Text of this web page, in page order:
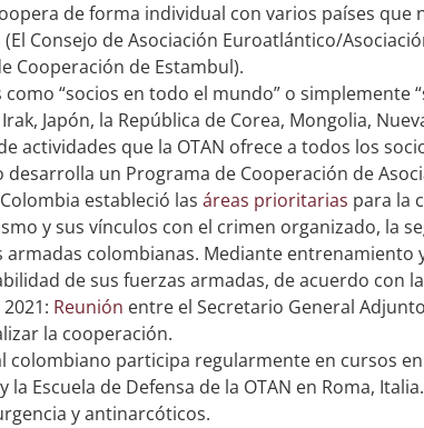
de forma individual con varios países
Consejo de Asociación Euroatlántico/
Cooperación de Estambul).
como “socios en todo el mundo” o simplemente
Japón, la República de Corea, Mongolia,
actividades que la OTAN ofrece a todos los
desarrolla un Programa de Cooperación de
Colombia estableció las áreas prioritarias para la
y sus vínculos con el crimen organizado, la
armadas colombianas. Mediante entrenamiento
de sus fuerzas armadas, de acuerdo con
Reunión entre el Secretario General
la cooperación.
colombiano participa regularmente en cursos
la Escuela de Defensa de la OTAN en Roma,
y antinarcóticos.